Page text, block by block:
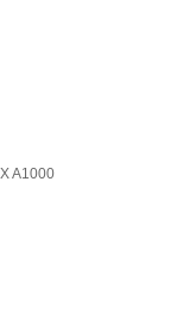
A1000